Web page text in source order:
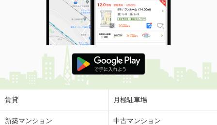
賃貸 月極駐車場
新築マンション 中古マンション